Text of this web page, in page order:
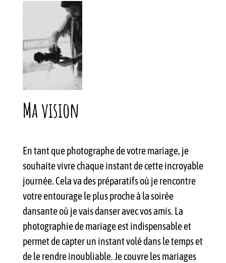
Ma vision
En tant que photographe de votre mariage, je
souhaite vivre chaque instant de cette incroyable
journée. Cela va des préparatifs où je rencontre
votre entourage le plus proche à la soirée
dansante où je vais danser avec vos amis. La
photographie de mariage est indispensable et
permet de capter un instant volé dans le temps et
de le rendre inoubliable. Je couvre les mariages